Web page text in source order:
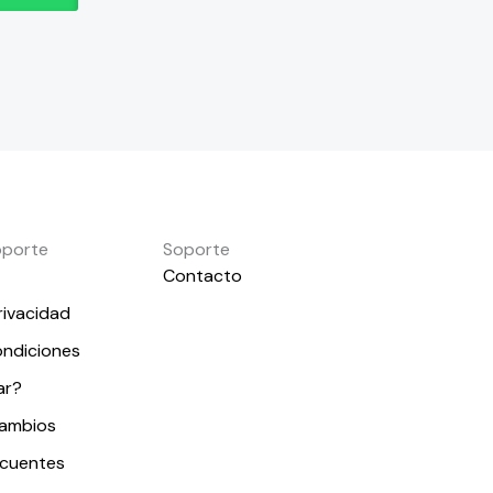
Soporte
Contacto